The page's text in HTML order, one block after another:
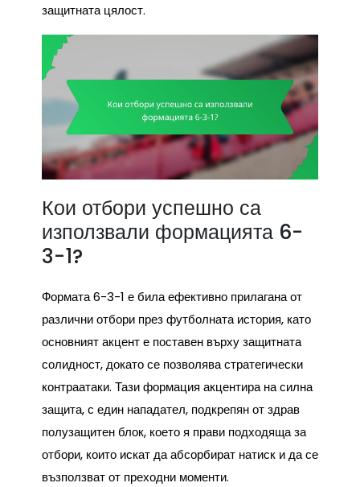
защитната цялост.
Кои отбори успешно са
използвали формацията 6-
3-1?
Формата 6-3-1 е била ефективно прилагана от
различни отбори през футболната история, като
основният акцент е поставен върху защитната
солидност, докато се позволява стратегически
контраатаки. Тази формация акцентира на силна
защита, с един нападател, подкрепян от здрав
полузащитен блок, което я прави подходяща за
отбори, които искат да абсорбират натиск и да се
възползват от преходни моменти.